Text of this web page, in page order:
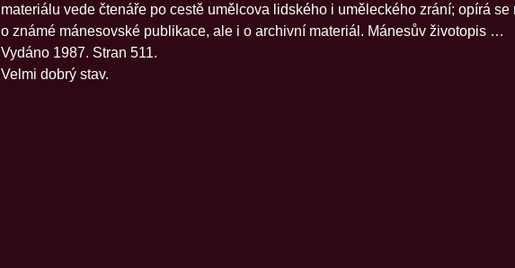
materiálu vede čtenáře po cestě umělcova lidského i uměleckého zrání; opírá se
o známé mánesovské publikace, ale i o archivní materiál. Mánesův životopis …
Vydáno 1987. Stran 511.
Velmi dobrý stav.